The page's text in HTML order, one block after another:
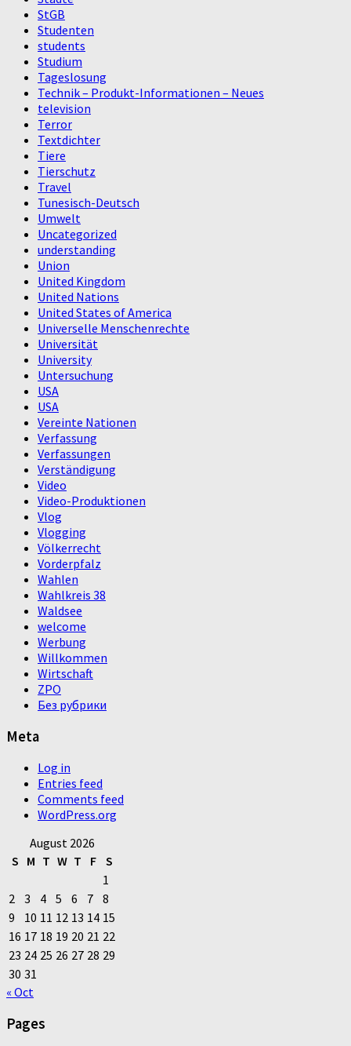
StGB
Studenten
students
Studium
Tageslosung
Technik – Produkt-Informationen – Neues
television
Terror
Textdichter
Tiere
Tierschutz
Travel
Tunesisch-Deutsch
Umwelt
Uncategorized
understanding
Union
United Kingdom
United Nations
United States of America
Universelle Menschenrechte
Universität
University
Untersuchung
USA
USA
Vereinte Nationen
Verfassung
Verfassungen
Verständigung
Video
Video-Produktionen
Vlog
Vlogging
Völkerrecht
Vorderpfalz
Wahlen
Wahlkreis 38
Waldsee
welcome
Werbung
Willkommen
Wirtschaft
ZPO
Без рубрики
Meta
Log in
Entries feed
Comments feed
WordPress.org
August 2026
S M T W T F S
1
2 3 4 5 6 7 8
9
10 11 12 13 14 15
16 17 18 19 20 21 22
23 24 25 26 27 28 29
30 31
« Oct
Pages